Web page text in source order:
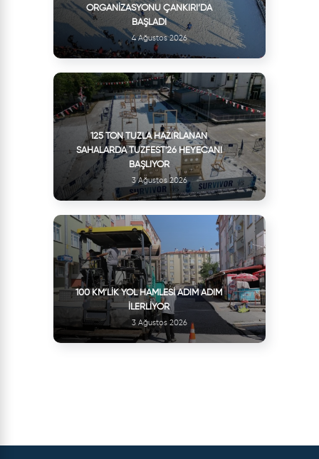
ORGANIZASYONU ÇANKIRI’DA
BAŞLADI
4 Ağustos 2026
125 TON TUZLA HAZIRLANAN
SAHALARDA TUZFEST'26 HEYECANI
BAŞLIYOR
3 Ağustos 2026
100 KM’LIK YOL HAMLESI ADIM ADIM
İLERLIYOR
3 Ağustos 2026